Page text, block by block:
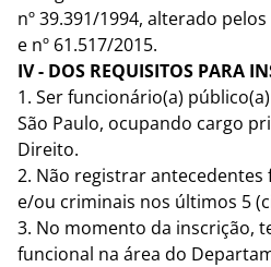
nº 39.391/1994, alterado
e nº 61.517/2015.
IV - DOS REQUISITOS PARA
1. Ser funcionário(a)
São Paulo, ocupando cargo
Direito.
2. Não registrar
e/ou criminais nos últimos 5
3. No momento da inscrição,
funcional na área do